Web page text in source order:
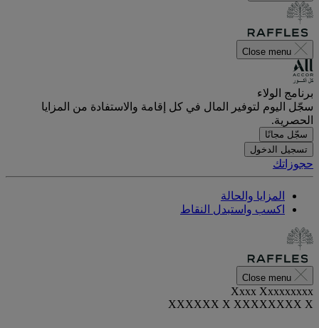
Close menu
برنامج الولاء
سجّل اليوم لتوفير المال في كل إقامة والاستفادة من المزايا
الحصرية.
سجّل مجانًا
تسجيل الدخول
حجوزاتك
المزايا والحالة
اكسب واستبدل النقاط
Close menu
Xxxx Xxxxxxxxx
XXXXXX X XXXXXXXX X